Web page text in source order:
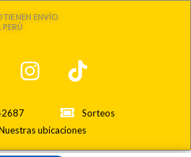
TIENEN ENVÍO
Sorteos
ubicaciones